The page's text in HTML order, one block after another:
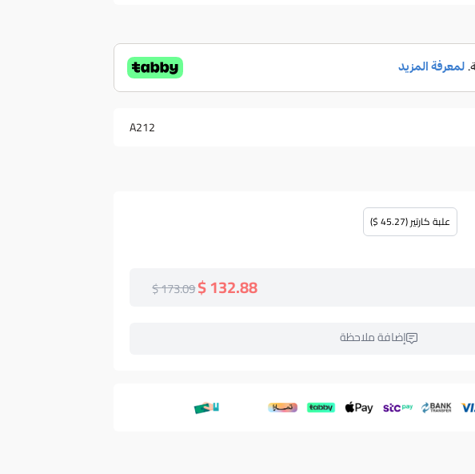
A212
علبة كارتير (45.27 $)
132.88 $
173.09 $
إضافة ملاحظة